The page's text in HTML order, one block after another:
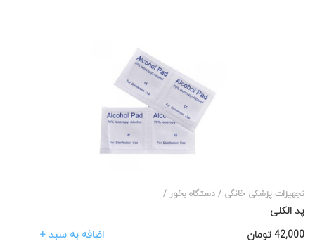
تجهیزات پزشکی خانگی / دستگاه بخور /
پد الکلی
42,000 تومان اضافه به سبد +